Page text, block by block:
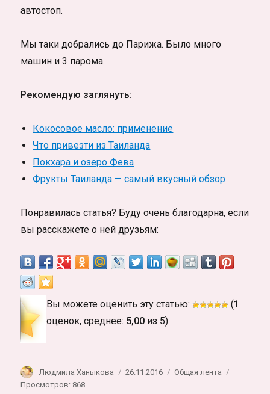
автостоп.
Мы таки добрались до Парижа. Было много
машин и 3 парома.
Рекомендую заглянуть:
Кокосовое масло: применение
Что привезти из Таиланда
Покхара и озеро Фева
Фрукты Таиланда — самый вкусный обзор
Понравилась статья? Буду очень благодарна, если
вы расскажете о ней друзьям:
Вы можете оценить эту статью: (1
оценок, среднее: 5,00 из 5)
Автор
Людмила Ханыкова Опубликовано
26.11.2016 Рубрики
Общая лента
Просмотров: 868